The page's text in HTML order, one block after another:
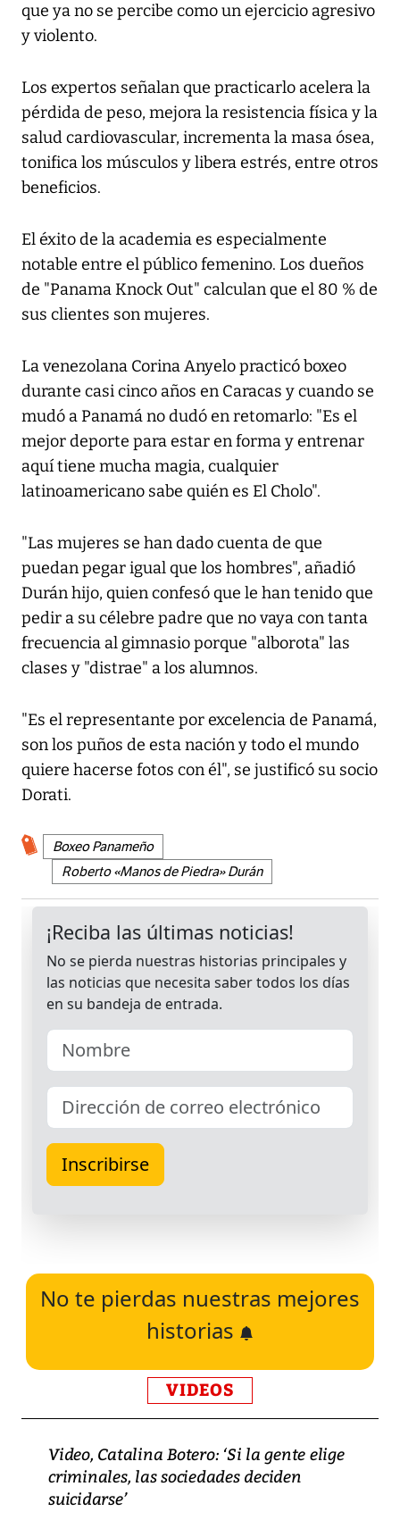
que ya no se percibe como un ejercicio agresivo
y violento.
Los expertos señalan que practicarlo acelera la
pérdida de peso, mejora la resistencia física y la
salud cardiovascular, incrementa la masa ósea,
tonifica los músculos y libera estrés, entre otros
beneficios.
El éxito de la academia es especialmente
notable entre el público femenino. Los dueños
de "Panama Knock Out" calculan que el 80 % de
sus clientes son mujeres.
La venezolana Corina Anyelo practicó boxeo
durante casi cinco años en Caracas y cuando se
mudó a Panamá no dudó en retomarlo: "Es el
mejor deporte para estar en forma y entrenar
aquí tiene mucha magia, cualquier
latinoamericano sabe quién es El Cholo".
"Las mujeres se han dado cuenta de que
puedan pegar igual que los hombres", añadió
Durán hijo, quien confesó que le han tenido que
pedir a su célebre padre que no vaya con tanta
frecuencia al gimnasio porque "alborota" las
clases y "distrae" a los alumnos.
"Es el representante por excelencia de Panamá,
son los puños de esta nación y todo el mundo
quiere hacerse fotos con él", se justificó su socio
Dorati.
Boxeo Panameño
Roberto «Manos de Piedra» Durán
No te pierdas nuestras mejores
historias
VIDEOS
Video, Catalina Botero: ‘Si la gente elige
criminales, las sociedades deciden
suicidarse’